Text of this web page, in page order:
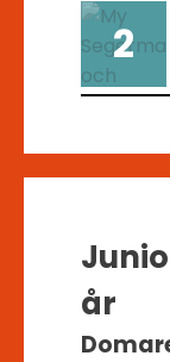
2
år